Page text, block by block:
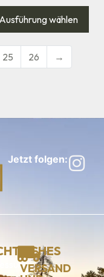
Ausführung wählen
25 26 →
Jetzt folgen:
VERSAND